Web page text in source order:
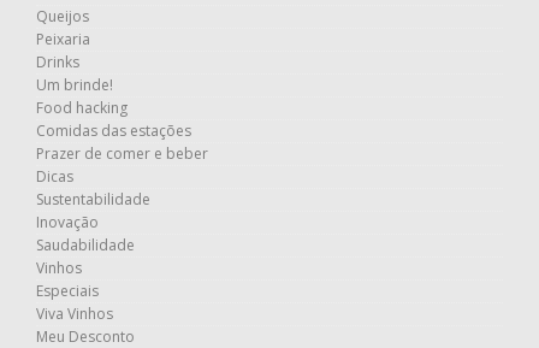
Queijos
Peixaria
Drinks
Um brinde!
Food hacking
Comidas das estações
Prazer de comer e beber
Dicas
Sustentabilidade
Inovação
Saudabilidade
Vinhos
Especiais
Viva Vinhos
Meu Desconto